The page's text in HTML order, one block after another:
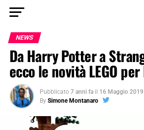
NEWS
Da Harry Potter a
ecco le novità LEGO per
Pubblicato 7 anni fa il 16 Maggio 2019
By Simone Montanaro